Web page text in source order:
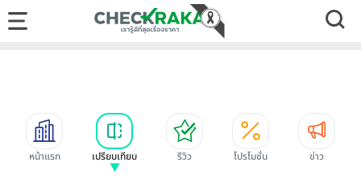
หน้าแรก เปรียบเทียบ รีวิว โปรโมชั่น ข่าว